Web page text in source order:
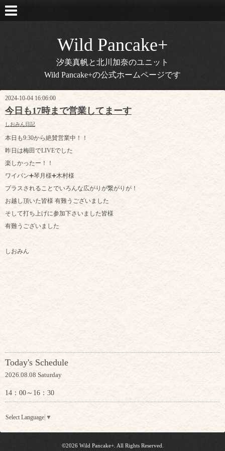
Wild Pancake+
汐美真帆と北川加奈のユニット
Wild Pancake+の公式ホームページです
2024-10-04 16:06:00
今日も17時まで営業してまーす
しおみん日記
本日も9:30から絶賛営業中！！
昨日は梅田でLIVEでした
楽しかったー！！
ワイパン➕琴月様➕木村様
プラスされることでいろんな広がりが繋がりが！
お越し頂いた皆様 有難うございました
そして打ち上げに参加下さいました皆様
有難うございました
しおみん
Today's Schedule
2026.08.08 Saturday
14：00～16：30
Select Language ▼
©2026 Wild Pancake+. All Rights Reserved.